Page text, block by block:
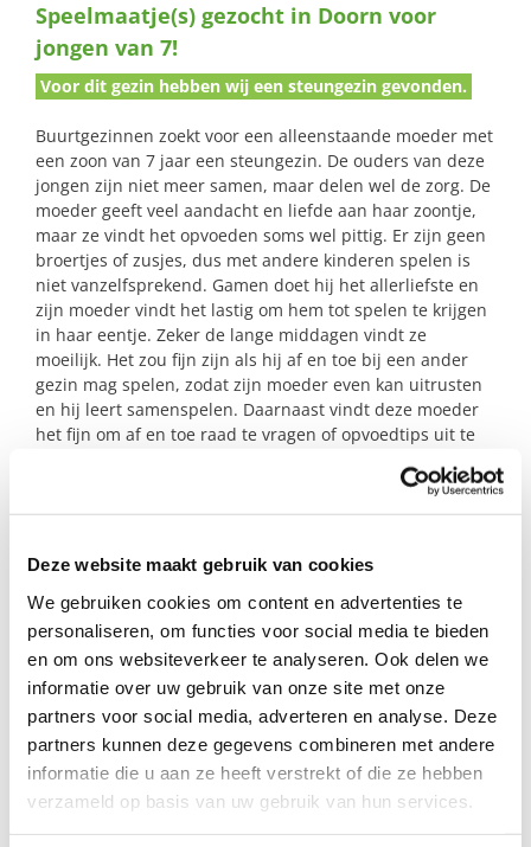
Deze website maakt gebruik van cookies
We gebruiken cookies om content en advertenties te
personaliseren, om functies voor social media te bieden
en om ons websiteverkeer te analyseren. Ook delen we
informatie over uw gebruik van onze site met onze
partners voor social media, adverteren en analyse. Deze
partners kunnen deze gegevens combineren met andere
informatie die u aan ze heeft verstrekt of die ze hebben
verzameld op basis van uw gebruik van hun services.
naar:
Speelmaatje(s) gezocht in Doorn voor
jongen van 7!
Voor dit gezin hebben wij een steungezin gevonden.
Buurtgezinnen zoekt voor een alleenstaande moeder met
een zoon van 7 jaar een steungezin. De ouders van deze
jongen zijn niet meer samen, maar delen wel de zorg. De
moeder geeft veel aandacht en liefde aan haar zoontje,
maar ze vindt het opvoeden soms wel pittig. Er zijn geen
broertjes of zusjes, dus met andere kinderen spelen is
niet vanzelfsprekend. Gamen doet hij het allerliefste en
zijn moeder vindt het lastig om hem tot spelen te krijgen
in haar eentje. Zeker de lange middagen vindt ze
moeilijk. Het zou fijn zijn als hij af en toe bij een ander
gezin mag spelen, zodat zijn moeder even kan uitrusten
en hij leert samenspelen. Daarnaast vindt deze moeder
het fijn om af en toe raad te vragen of opvoedtips uit te
heel erg van uitstapjes met zijn moeder.
Profiel steungezin
Wij zoeken een gezin in Doorn dat:
Op woensdag-/of vrijdagmiddag een
plekje heeft voor deze jongen om te
komen spelen
Bij voorkeur kinderen heeft tussen de 5